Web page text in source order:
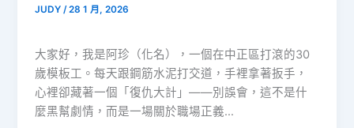
JUDY/28 1 月, 2026
大家好，我是阿珍（化名），一個在中正區打滾的30
歲模板工。每天跟鋼筋水泥打交道，手裡拿著扳手，
心裡卻藏著一個「復仇大計」——別誤會，這不是什
麼黑幫劇情，而是一場關於職場正義…